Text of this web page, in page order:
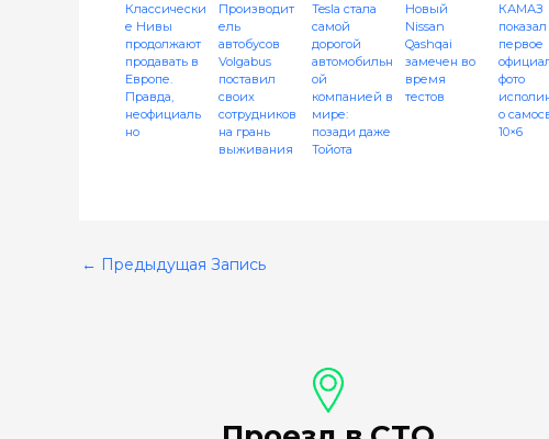
Классически
е Нивы
продолжают
продавать в
Европе.
Правда,
неофициаль
но
Производит
ель
автобусов
Volgabus
поставил
своих
сотрудников
на грань
выживания
Tesla стала
самой
дорогой
автомобильн
ой
компанией в
мире:
позади даже
Тойота
Новый
Nissan
Qashqai
замечен во
время
тестов
КАМАЗ
показал
первое
фото
о
10×6
← Предыдущая Запись